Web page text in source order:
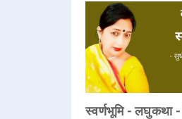
स्वर्णभूमि - लघुकथा -